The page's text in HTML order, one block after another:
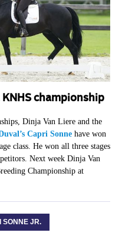
championship
Dinja Van Liere and the
Capri Sonnehave won
class. He won all three stages
Next week Dinja Van
Championship at
SONNE JR.